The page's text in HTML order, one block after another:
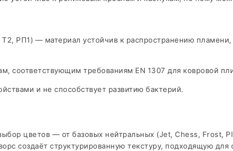
РП1) — материал устойчив к распространению пламени,
соответствующим требованиям EN 1307 для ковровой
и не способствует развитию бактерий.
цветов — от базовых нейтральных (Jet, Chess, Frost,
создаёт структурированную текстуру, подходящую